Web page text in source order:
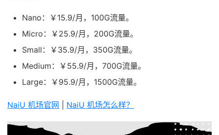
Nano：￥15.9/月，100G流量。
Micro：￥25.9/月，200G流量。
Small：￥35.9/月，350G流量。
Medium：￥55.9/月，700G流量。
Large：￥95.9/月，1500G流量。
NaiU 机场官网 NaiU 机场怎么样？